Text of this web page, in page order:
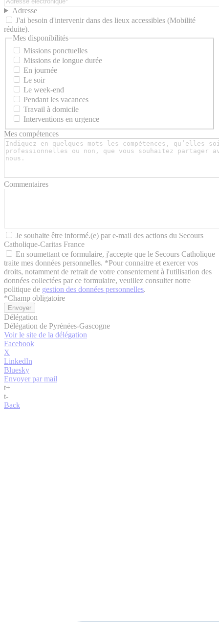
Adresse
J'ai besoin d'intervenir dans des lieux accessibles (Mobilité
réduite).
Mes disponibilités
Missions ponctuelles
Missions de longue durée
En journée
Le soir
Le week-end
Pendant les vacances
Travail à domicile
Interventions en urgence
Mes compétences
Commentaires
Je souhaite être informé.(e) par e-mail des actions du Secours
Catholique-Caritas France
En soumettant ce formulaire, j'accepte que le Secours Catholique
traite mes données personnelles. *Pour connaitre et exercer vos
droits, notamment de retrait de votre consentement à l'utilisation des
données collectées par ce formulaire, veuillez consulter notre
politique de gestion des données personnelles.
*Champ obligatoire
Délégation
Délégation de Pyrénées-Gascogne
Voir le site de la délégation
Facebook
X
LinkedIn
Bluesky
Envoyer par mail
t+
t-
Back